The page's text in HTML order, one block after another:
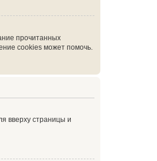
прочитанных
cookies может помочь.
вверху страницы и